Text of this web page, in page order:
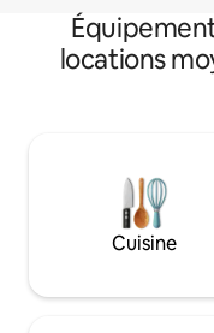
locations
Cuisine